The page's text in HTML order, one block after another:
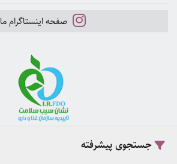
جستجوی پیشرفته
صفحه اینستاگرام ما